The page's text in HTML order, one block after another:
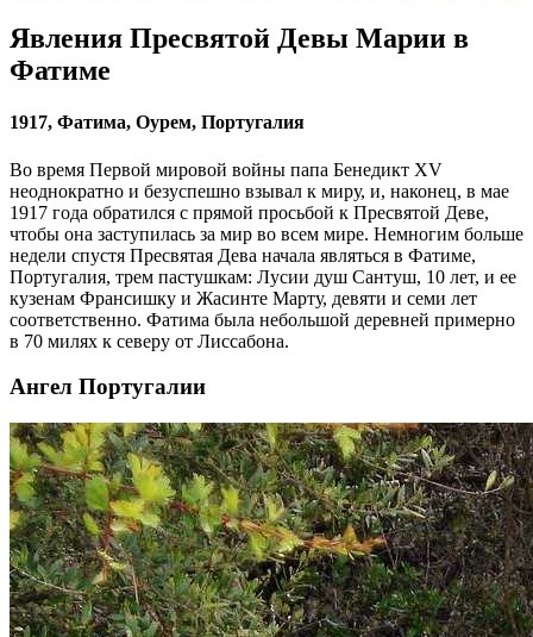
Явления Пресвятой Девы Марии в
Фатиме
1917, Фатима, Оурем, Португалия
Во время Первой мировой войны папа Бенедикт XV
неоднократно и безуспешно взывал к миру, и, наконец, в мае
1917 года обратился с прямой просьбой к Пресвятой Деве,
чтобы она заступилась за мир во всем мире. Немногим больше
недели спустя Пресвятая Дева начала являться в Фатиме,
Португалия, трем пастушкам: Лусии душ Сантуш, 10 лет, и ее
кузенам Франсишку и Жасинте Марту, девяти и семи лет
соответственно. Фатима была небольшой деревней примерно
в 70 милях к северу от Лиссабона.
Ангел Португалии